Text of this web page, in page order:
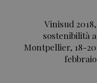
Vinisud 2018,
sostenibilità a
Montpellier, 18-20
febbraio